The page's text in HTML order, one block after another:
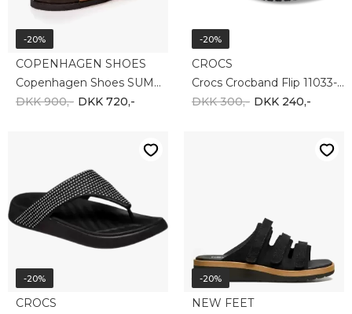
-20%
COPENHAGEN SHOES
Copenhagen Shoes SUMMER DREAM SUEDE CS8399-0241
DKK 900,- DKK 720,-
-20%
CROCS
Crocs Crocband Flip 11033-0DD
DKK 300,- DKK 240,-
-20%
CROCS
-20%
NEW FEET